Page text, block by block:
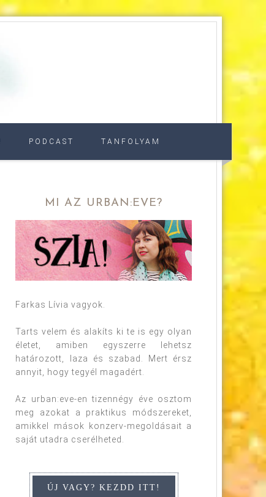
PODCAST TANFOLYAM
MI AZ URBAN:EVE?
Farkas Lívia vagyok.
Tarts velem és alakíts ki te is egy olyan
életet, amiben egyszerre lehetsz
határozott, laza és szabad. Mert érsz
annyit, hogy tegyél magadért.
Az urban:eve-en tizennégy éve osztom
meg azokat a praktikus módszereket,
amikkel mások konzerv-megoldásait a
saját utadra cserélheted.